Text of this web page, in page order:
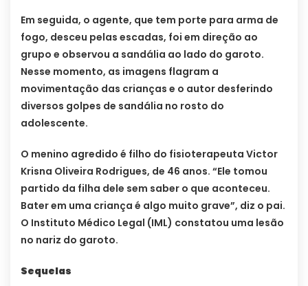
Em seguida, o agente, que tem porte para arma de
fogo, desceu pelas escadas, foi em direção ao
grupo e observou a sandália ao lado do garoto.
Nesse momento, as imagens flagram a
movimentação das crianças e o autor desferindo
diversos golpes de sandália no rosto do
adolescente.
O menino agredido é filho do fisioterapeuta Victor
Krisna Oliveira Rodrigues, de 46 anos. “Ele tomou
partido da filha dele sem saber o que aconteceu.
Bater em uma criança é algo muito grave”, diz o pai.
O Instituto Médico Legal (IML) constatou uma lesão
no nariz do garoto.
Sequelas